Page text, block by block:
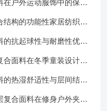
户外运动服饰中的保暖
构的功能性家居纺织品
抗起球性与耐磨性优化
面料在冬季童装设计中
热湿舒适性与层间结合
合面料在修身户外夹克